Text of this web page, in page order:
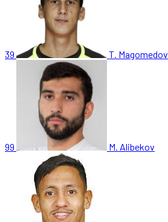
39 T. Magomedov
99 M. Alibekov